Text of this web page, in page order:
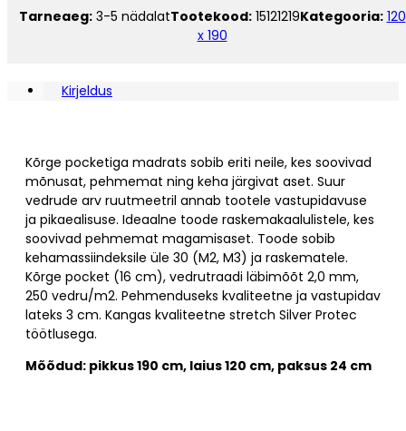
kogus
Tarneaeg:3-5 nädalatTootekood: 15121219Kategooria: 120
x 190
Kirjeldus
Kõrge pocketiga madrats sobib eriti neile, kes soovivad
mõnusat, pehmemat ning keha järgivat aset. Suur
vedrude arv ruutmeetril annab tootele vastupidavuse
ja pikaealisuse. Ideaalne toode raskemakaalulistele, kes
soovivad pehmemat magamisaset. Toode sobib
kehamassiindeksile üle 30 (M2, M3) ja raskematele.
Kõrge pocket (16 cm), vedrutraadi läbimõõt 2,0 mm,
250 vedru/m2. Pehmenduseks kvaliteetne ja vastupidav
lateks 3 cm. Kangas kvaliteetne stretch Silver Protec
töötlusega.
Mõõdud: pikkus 190 cm, laius 120 cm, paksus 24 cm